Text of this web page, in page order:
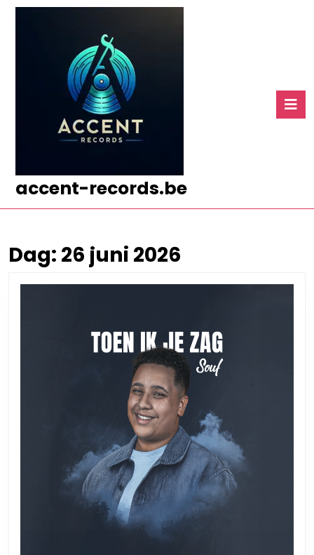
accent-records.be
Dag: 26 juni 2026